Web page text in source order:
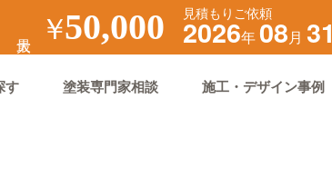
￥50,000 見積もりご依頼
2026年08月 31
す 塗装専門家相談 施工・デザイン事例